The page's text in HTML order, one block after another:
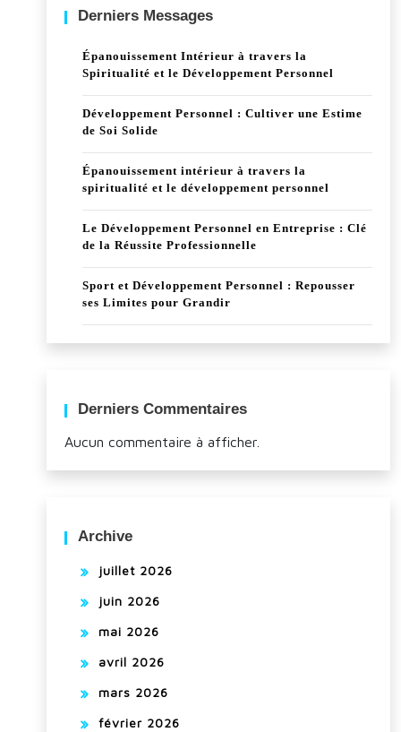
Derniers Messages
Épanouissement Intérieur à travers la
Spiritualité et le Développement Personnel
Développement Personnel : Cultiver une Estime
de Soi Solide
Épanouissement intérieur à travers la
spiritualité et le développement personnel
Le Développement Personnel en Entreprise : Clé
de la Réussite Professionnelle
Sport et Développement Personnel : Repousser
ses Limites pour Grandir
Derniers Commentaires
Aucun commentaire à afficher.
Archive
juillet 2026
juin 2026
mai 2026
avril 2026
mars 2026
février 2026